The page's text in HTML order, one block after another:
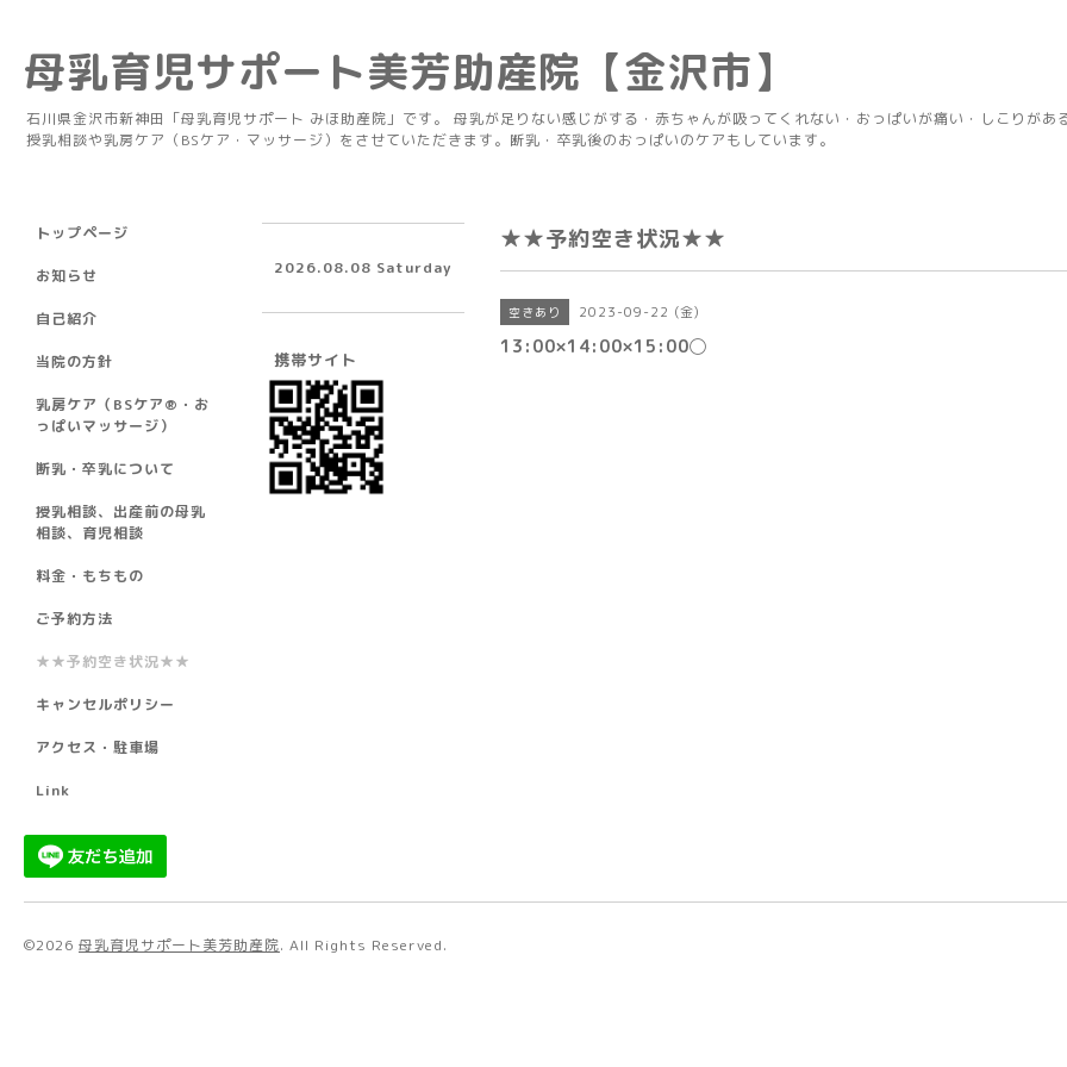
母乳育児サポート美芳助産院【金沢市】
石川県金沢市新神田「母乳育児サポート みほ助産院」です。 母乳が足りない感じがする・赤ちゃんが吸ってくれない・おっぱいが痛い・しこりがあ
授乳相談や乳房ケア（BSケア・マッサージ）をさせていただきます。断乳・卒乳後のおっぱいのケアもしています。
★★予約空き状況★★
空きあり 2023-09-22 (金)
13:00×14:00×15:00◯
トップページ
お知らせ
自己紹介
当院の方針
乳房ケア（BSケア®︎・お
っぱいマッサージ）
断乳・卒乳について
授乳相談、出産前の母乳
相談、育児相談
料金・もちもの
ご予約方法
★★予約空き状況★★
キャンセルポリシー
アクセス・駐車場
Link
2026.08.08 Saturday
携帯サイト
©2026 母乳育児サポート美芳助産院. All Rights Reserved.